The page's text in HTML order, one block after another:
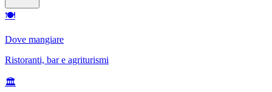
🍽
Dove mangiare
Ristoranti, bar e agriturismi
🏛